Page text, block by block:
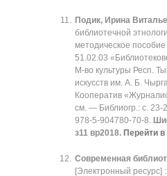
Подик, Ирина
библиотечной
методическое
51.02.03
М-во культуры Респ.
искусств им. А. Б.
Кооператив
см. — Библиогр.: с.
978-5-904780-70-8.
з11 вр2018. Перейти в
Современная
[Электронный ресурс]